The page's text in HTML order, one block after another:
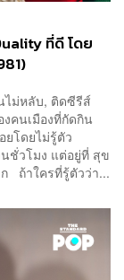
ที่ดี โดย
ไม่หลับ, ติดซีรีส์
คนเมืองที่กัดกิน
ยโดยไม่รู้ตัว
ชั่วโมง แต่อยู่ที่ สุข
ถ้าใครที่รู้ตัวว่า...